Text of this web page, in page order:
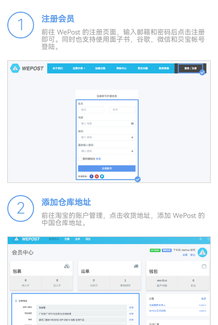
1 注册会员
前往 WePost 的注册页面，输入邮箱和密码后点击注册
即可。同时也支持使用面子书，谷歌，微信和贝宝帐号
登陆。
2 添加仓库地址
前往淘宝的账户管理，点击收货地址，添加 WePost 的
中国仓库地址。